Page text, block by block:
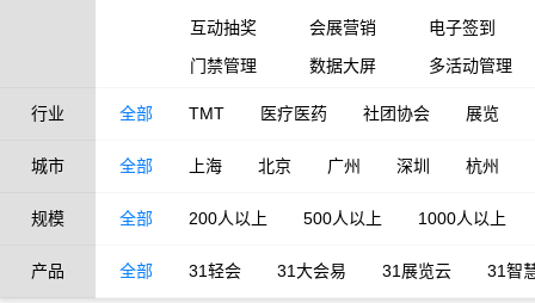
互动抽奖
会展营销
电子签到
门禁管理
数据大屏 多活动管理
行业 全部 TMT 医疗医药 社团协会 展览
城市 全部 上海 北京 广州 深圳 杭州
规模 全部 200人以上 500人以上 1000人以上
产品 全部 31轻会 31大会易 31展览云 31智